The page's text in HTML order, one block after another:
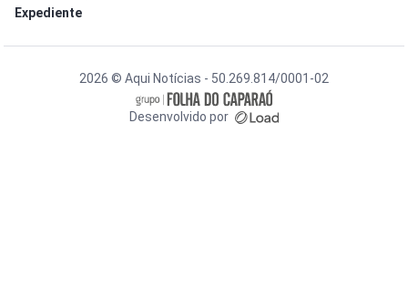
Expediente
2026 © Aqui Notícias - 50.269.814/0001-02
Desenvolvido por